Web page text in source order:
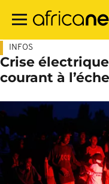
contenu
INFOS
Crise
courant à